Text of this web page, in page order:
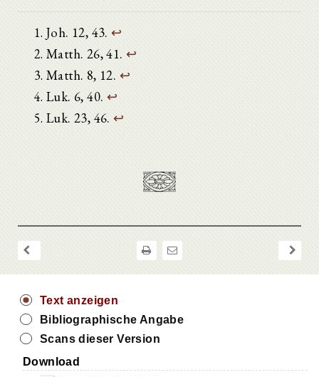
Joh. 12, 43.↩
Matth. 26, 41. ↩
Matth. 8, 12. ↩
Luk. 6, 40. ↩
Luk. 23, 46.↩
Text anzeigen
Bibliographische Angabe
Scans dieser Version
Download